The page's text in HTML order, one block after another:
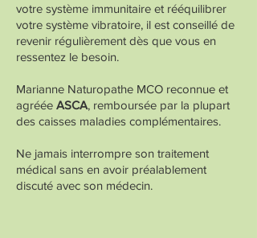
votre système immunitaire et rééquilibrer
votre système vibratoire, il est conseillé de
revenir régulièrement dès que vous en
ressentez le besoin.
Marianne Naturopathe MCO reconnue et
agréée ASCA, remboursée par la plupart
des caisses maladies complémentaires.
Ne jamais interrompre son traitement
médical sans en avoir préalablement
discuté avec son médecin.